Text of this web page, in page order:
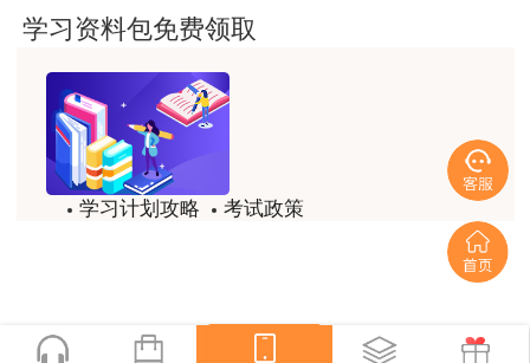
非常非常非常非常棒！！!！
用户m2****66
非常非常非常非常棒！！!！
土建计量这门课我听了门金瑞和孙琦两位老师的课
试，非常感谢两位老师的课程。
学习资料包免费领取
学习计划攻略
考试政策